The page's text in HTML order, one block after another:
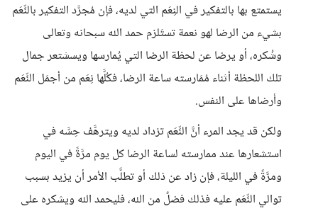
يستمتع بها بالتفكير في النِعَم التي لديه، فإن مُجرَّد التفكير بالنِّعَم
بشيء من الرضا لهو نعمة تستَلزم حمد الله سبحانه وتعالى
وشُكره، أو يرضا عن لحظة الرضا التي يُمارسها ويسشتعر جمال
تلك اللحظة أثناء مُمَارسته ساعة الرضا، فكُلَّها نِعَم من أجمَل النِّعَم
وأرضاها على النفس.
ولكن قد يجد المرء أنَّ النِّعَم تزداد لديه ويترهَّف حِسَّه في
استشعارها عند ممارسته لساعة الرضا كل يوم مرَّةً في اليوم
ومرَّةً في الليلة، فإن زاد عن ذلك أو تطلَّب الأمر أن يزيد بسبب
توالي النِّعَم عليه فذلك فضلٌ من الله، فليحمد الله ويشكره على